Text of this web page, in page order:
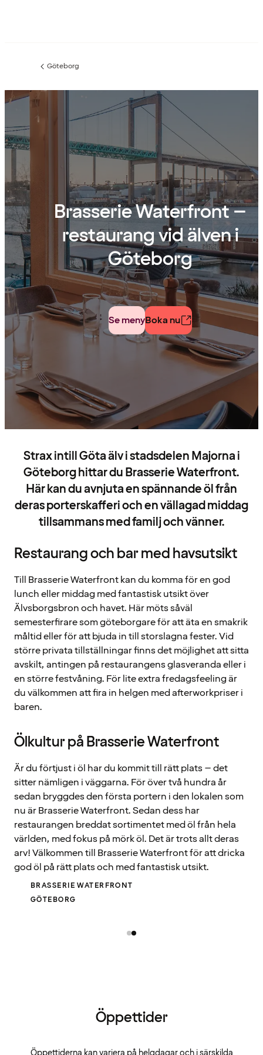
Föregående
Göteborg
Brasserie Waterfront –
restaurang vid älven i
Göteborg
Se menyBoka nu
Strax intill Göta älv i stadsdelen Majorna i
Göteborg hittar du Brasserie Waterfront.
Här kan du avnjuta en spännande öl från
deras porterskafferi och en vällagad middag
tillsammans med familj och vänner.
Restaurang och bar med havsutsikt
Till Brasserie Waterfront kan du komma för en god
lunch eller middag med fantastisk utsikt över
Älvsborgsbron och havet. Här möts såväl
semesterfirare som göteborgare för att äta en smakrik
måltid eller för att bjuda in till storslagna fester. Vid
större privata tillställningar finns det möjlighet att sitta
avskilt, antingen på restaurangens glasveranda eller i
en större festvåning. För lite extra fredagsfeeling är
du välkommen att fira in helgen med afterworkpriser i
baren.
Ölkultur på Brasserie Waterfront
Är du förtjust i öl har du kommit till rätt plats – det
sitter nämligen i väggarna. För över två hundra år
sedan bryggdes den första portern i den lokalen som
nu är Brasserie Waterfront. Sedan dess har
restaurangen breddat sortimentet med öl från hela
världen, med fokus på mörk öl. Det är trots allt deras
arv! Välkommen till Brasserie Waterfront för att dricka
god öl på rätt plats och med fantastisk utsikt.
BRASSERIE WATERFRONT
GÖTEBORG
Öppettider